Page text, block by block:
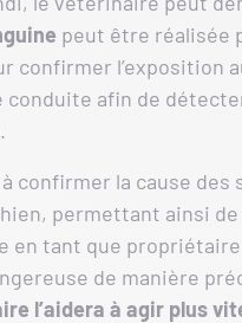
peut être réalisée
confirmer l’exposition
conduite afin de
confirmer la cause des
permettant ainsi
en tant que
de manière
l’aidera à agir plus